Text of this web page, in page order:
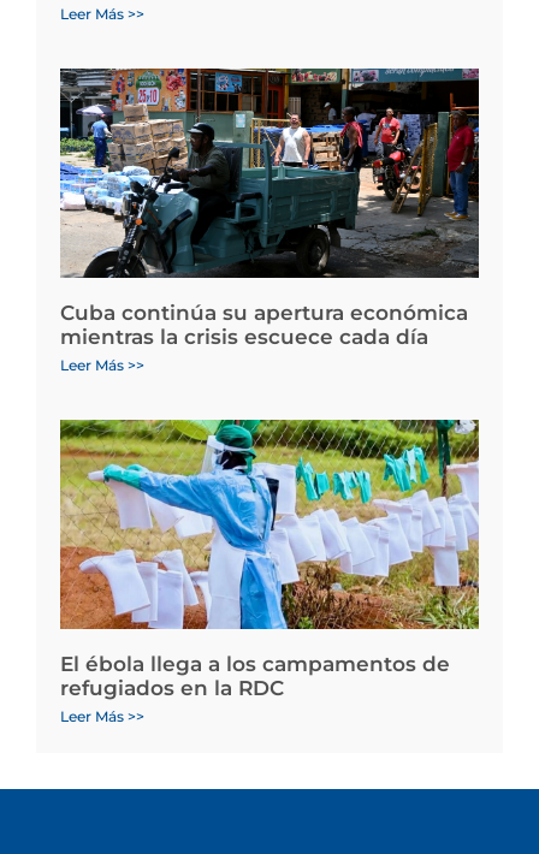
Leer Más >>
Cuba continúa su apertura económica
mientras la crisis escuece cada día
Leer Más >>
El ébola llega a los campamentos de
refugiados en la RDC
Leer Más >>